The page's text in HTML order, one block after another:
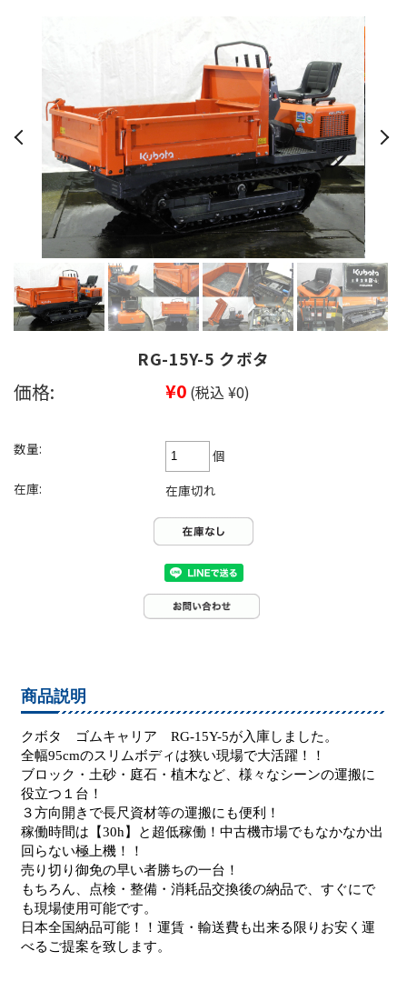
RG-15Y-5 クボタ
価格: ¥0 (税込 ¥0)
数量:
個
在庫:
在庫切れ
商品説明
クボタ ゴムキャリア RG-15Y-5が入庫しました。
全幅95cmのスリムボディは狭い現場で大活躍！！
ブロック・土砂・庭石・植木など、様々なシーンの運搬に
役立つ１台！
３方向開きで長尺資材等の運搬にも便利！
稼働時間は【30h】と超低稼働！中古機市場でもなかなか出
回らない極上機！！
売り切り御免の早い者勝ちの一台！
もちろん、点検・整備・消耗品交換後の納品で、すぐにで
も現場使用可能です。
日本全国納品可能！！運賃・輸送費も出来る限りお安く運
べるご提案を致します。